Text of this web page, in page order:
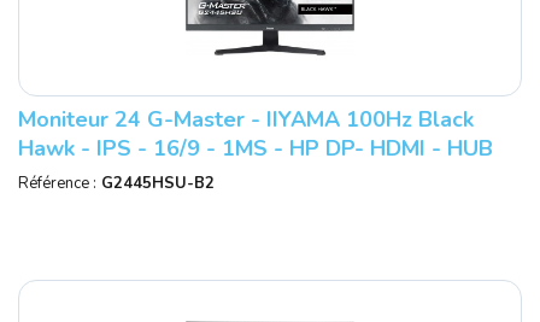
Moniteur 24 G-Master - IIYAMA 100Hz Black
Hawk - IPS - 16/9 - 1MS - HP DP- HDMI - HUB
USB 2.0 Réf : G2445HSU-B2.
Référence : G2445HSU-B2